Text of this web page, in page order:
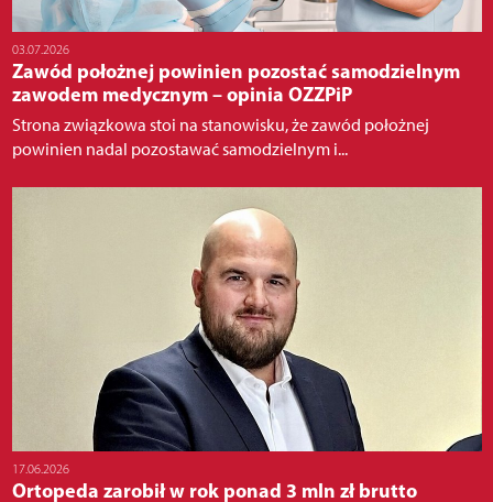
03.07.2026
Zawód położnej powinien pozostać samodzielnym
zawodem medycznym – opinia OZZPiP
Strona związkowa stoi na stanowisku, że zawód położnej
powinien nadal pozostawać samodzielnym i...
17.06.2026
Ortopeda zarobił w rok ponad 3 mln zł brutto